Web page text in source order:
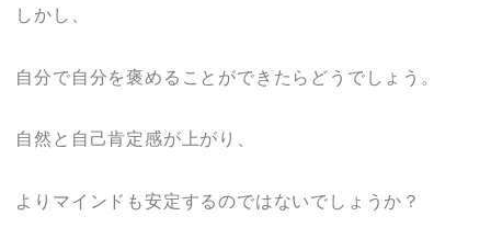
しかし、
自分で自分を褒めることができたらどうでしょう。
自然と自己肯定感が上がり、
よりマインドも安定するのではないでしょうか？